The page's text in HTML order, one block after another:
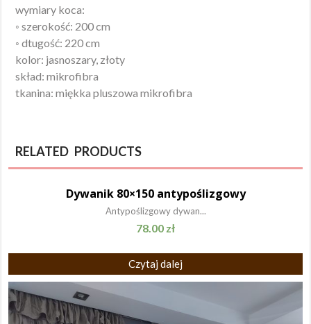
wymiary koca:
◦ szerokość: 200 cm
◦ dtugość: 220 cm
kolor: jasnoszary, złoty
skład: mikrofibra
tkanina: miękka pluszowa mikrofibra
RELATED PRODUCTS
Dywanik 80×150 antypoślizgowy
Antypoślizgowy dywan...
78.00 zł
Czytaj dalej